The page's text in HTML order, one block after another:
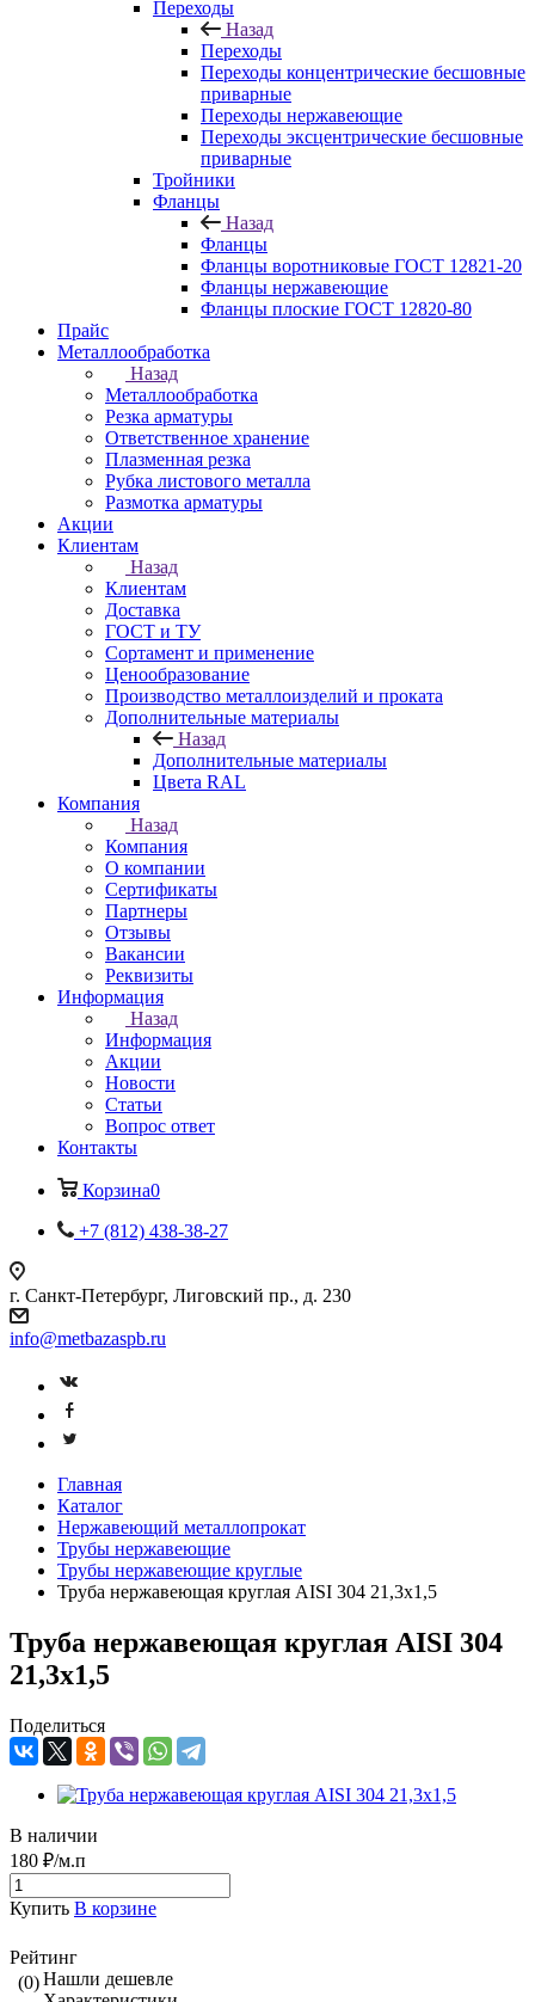
Переходы
Назад
Переходы
Переходы концентрические бесшовные
приварные
Переходы нержавеющие
Переходы эксцентрические бесшовные
приварные
Тройники
Фланцы
Назад
Фланцы
Фланцы воротниковые ГОСТ 12821-20
Фланцы нержавеющие
Фланцы плоские ГОСТ 12820-80
Прайс
Металлообработка
Назад
Металлообработка
Резка арматуры
Ответственное хранение
Плазменная резка
Рубка листового металла
Размотка арматуры
Акции
Клиентам
Назад
Клиентам
Доставка
ГОСТ и ТУ
Сортамент и применение
Ценообразование
Производство металлоизделий и проката
Дополнительные материалы
Назад
Дополнительные материалы
Цвета RAL
Компания
Назад
Компания
О компании
Сертификаты
Партнеры
Отзывы
Вакансии
Реквизиты
Информация
Назад
Информация
Акции
Новости
Статьи
Вопрос ответ
Контакты
Корзина0
+7 (812) 438-38-27
г. Санкт-Петербург, Лиговский пр., д. 230
info@metbazaspb.ru
Главная
Каталог
Нержавеющий металлопрокат
Трубы нержавеющие
Трубы нержавеющие круглые
Труба нержавеющая круглая AISI 304 21,3х1,5
Труба нержавеющая круглая AISI 304
21,3х1,5
Поделиться
В наличии
180 ₽/м.п
Купить В корзине
Рейтинг
(0)Нашли дешевле